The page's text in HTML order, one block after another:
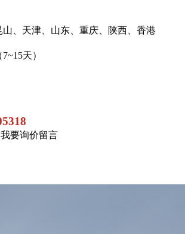
山、天津、山东、重庆、陕西、香港
天）
我要询价留言